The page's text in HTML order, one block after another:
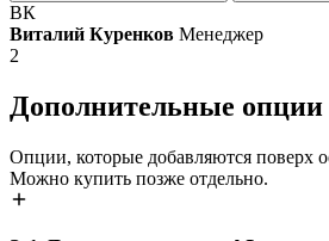
ВК
Виталий Куренков Менеджер
2
Дополнительные опции
Опции, которые добавляются поверх
Можно купить позже отдельно.